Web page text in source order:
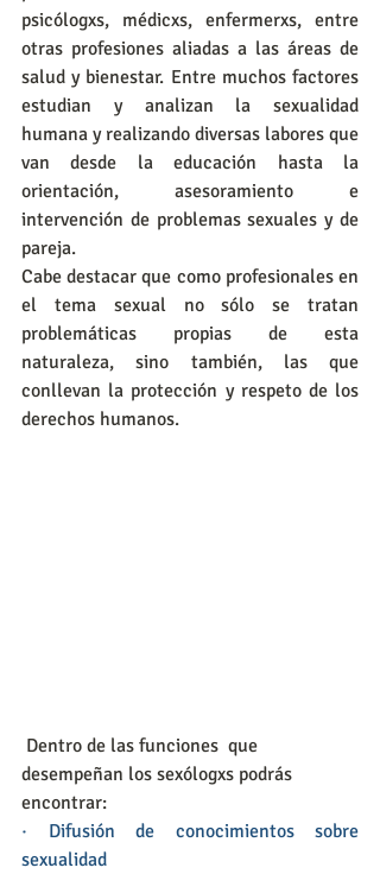
psicólogxs, médicxs, enfermerxs, entre
otras profesiones aliadas a las áreas de
salud y bienestar. Entre muchos factores
estudian y analizan la sexualidad
humana y realizando diversas labores que
van desde la educación hasta la
orientación, asesoramiento e
intervención de problemas sexuales y de
pareja.
Cabe destacar que como profesionales en
el tema sexual no sólo se tratan
problemáticas propias de esta
naturaleza, sino también, las que
conllevan la protección y respeto de los
derechos humanos.
desempeñan los sexólogxs podrás
encontrar:
·
Difusión de conocimientos sobre
sexualidad